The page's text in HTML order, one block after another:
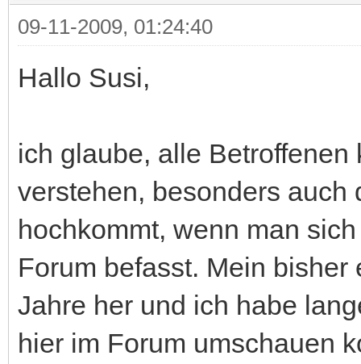
09-11-2009, 01:24:40
Hallo Susi,
ich glaube, alle
verstehen, besonders
hochkommt, wenn man
Forum befasst. Mein
Jahre her und ich habe
hier im Forum umschauen